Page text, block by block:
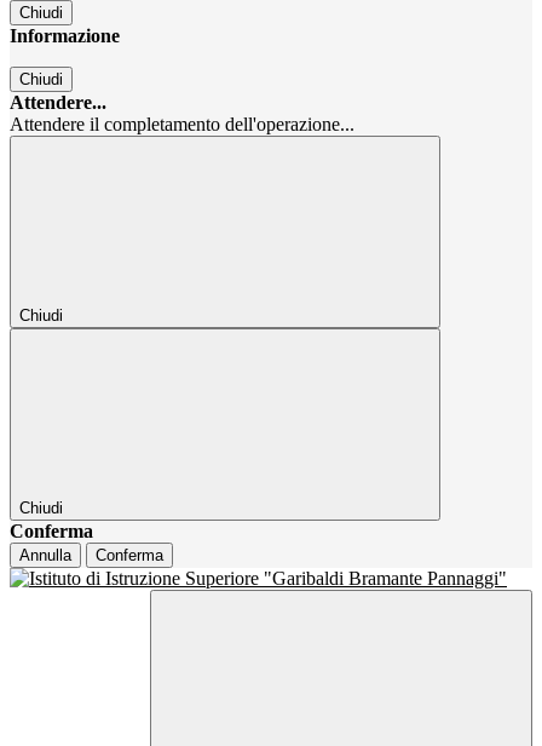
Chiudi
Informazione
Chiudi
Attendere...
Attendere il completamento dell'operazione...
Chiudi
Chiudi
Conferma
Annulla Conferma